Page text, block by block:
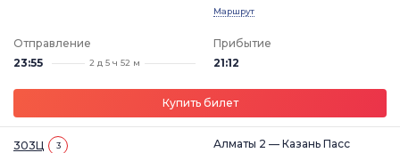
Маршрут
Отправление
23:55
2 д 5 ч 52 м
Прибытие
21:12
Купить билет
303Ц 3 Алматы 2 — Казань Пасс